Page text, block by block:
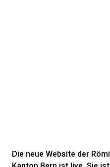
Die neue Website der